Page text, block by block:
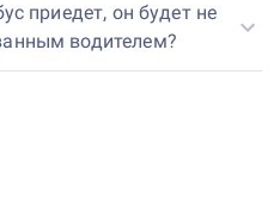
приедет, он будет не
водителем?